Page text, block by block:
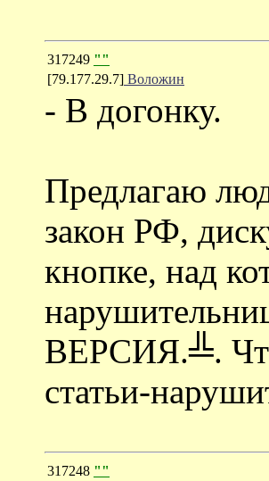
317249 ""
[79.177.29.7] Воложин
- В догонку.
Предлагаю
закон РФ,
кнопке, над
ВЕРСИЯ.╩.
статьи-
317248 ""